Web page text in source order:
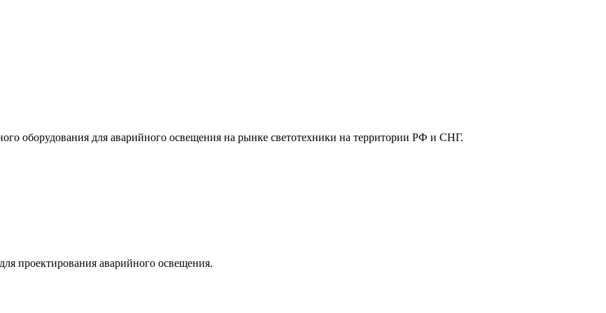
оборудования для аварийного освещения на рынке светотехники на территории РФ и СНГ.
проектирования аварийного освещения.